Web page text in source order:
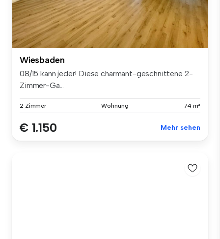
Wiesbaden
08/15 kann jeder! Diese charmant-geschnittene 2-
Zimmer-Ga...
2 Zimmer Wohnung 74 m²
€ 1.150 Mehr sehen